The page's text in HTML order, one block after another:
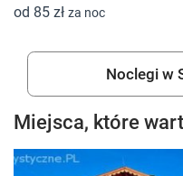
od 85 zł za noc
Noclegi w
Miejsca, które